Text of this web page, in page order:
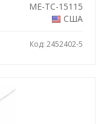
ME-TC-15115
США
Код: 2452402-5